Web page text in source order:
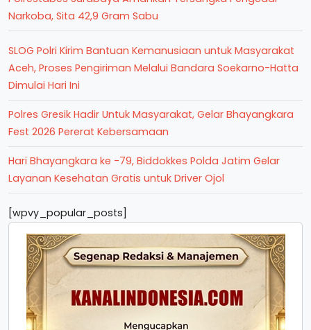
Narkoba, Sita 42,9 Gram Sabu
SLOG Polri Kirim Bantuan Kemanusiaan untuk Masyarakat
Aceh, Proses Pengiriman Melalui Bandara Soekarno-Hatta
Dimulai Hari Ini
Polres Gresik Hadir Untuk Masyarakat, Gelar Bhayangkara
Fest 2026 Pererat Kebersamaan
Hari Bhayangkara ke -79, Biddokkes Polda Jatim Gelar
Layanan Kesehatan Gratis untuk Driver Ojol
[wpvy_popular_posts]